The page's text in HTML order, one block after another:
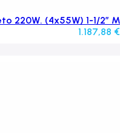
220W. (4x55W) 1-1/2″
1.187,88 €